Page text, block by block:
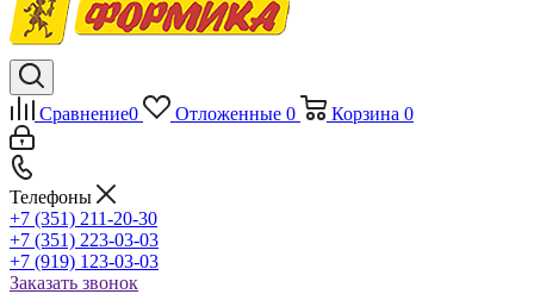
Сравнение0 Отложенные 0 Корзина 0
Телефоны
+7 (351) 211-20-30
+7 (351) 223-03-03
+7 (919) 123-03-03
Заказать звонок